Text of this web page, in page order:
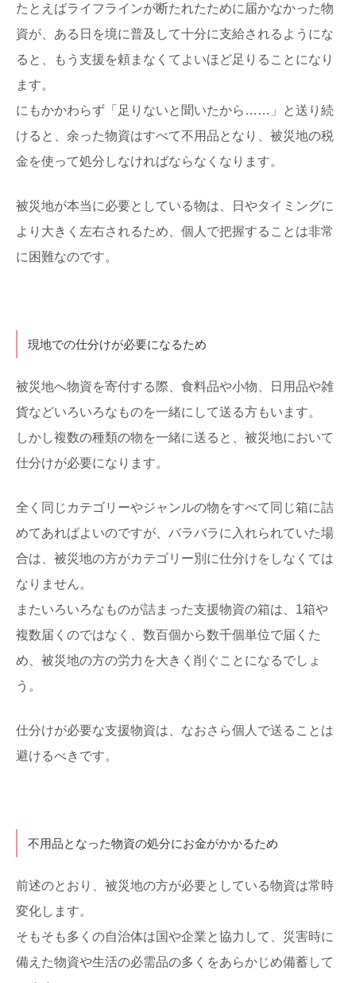
たとえばライフラインが断たれたために届かなかった物
資が、ある日を境に普及して十分に支給されるようにな
ると、もう支援を頼まなくてよいほど足りることになり
ます。
にもかかわらず「足りないと聞いたから……」と送り続
けると、余った物資はすべて不用品となり、被災地の税
金を使って処分しなければならなくなります。
被災地が本当に必要としている物は、日やタイミングに
より大きく左右されるため、個人で把握することは非常
に困難なのです。
現地での仕分けが必要になるため
被災地へ物資を寄付する際、食料品や小物、日用品や雑
貨などいろいろなものを一緒にして送る方もいます。
しかし複数の種類の物を一緒に送ると、被災地において
仕分けが必要になります。
全く同じカテゴリーやジャンルの物をすべて同じ箱に詰
めてあればよいのですが、バラバラに入れられていた場
合は、被災地の方がカテゴリー別に仕分けをしなくては
なりません。
またいろいろなものが詰まった支援物資の箱は、1箱や
複数届くのではなく、数百個から数千個単位で届くた
め、被災地の方の労力を大きく削ぐことになるでしょ
う。
仕分けが必要な支援物資は、なおさら個人で送ることは
避けるべきです。
不用品となった物資の処分にお金がかかるため
前述のとおり、被災地の方が必要としている物資は常時
変化します。
そもそも多くの自治体は国や企業と協力して、災害時に
備えた物資や生活の必需品の多くをあらかじめ備蓄して